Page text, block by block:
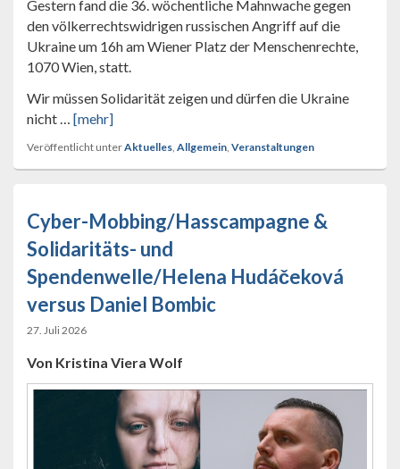
Gestern fand die 36. wöchentliche Mahnwache gegen
den völkerrechtswidrigen russischen Angriff auf die
Ukraine um 16h am Wiener Platz der Menschenrechte,
1070 Wien, statt.
Wir müssen Solidarität zeigen und dürfen die Ukraine
nicht … [mehr]
Veröffentlicht unterAktuelles, Allgemein, Veranstaltungen
Cyber-Mobbing/Hasscampagne &
Solidaritäts- und
Spendenwelle/Helena Hudáčeková
versus Daniel Bombic
27. Juli 2026
Von Kristina Viera Wolf